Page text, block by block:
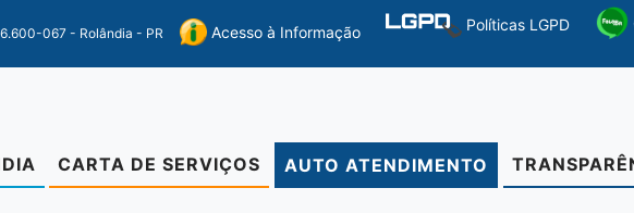
067 - Rolândia - PR Acesso à Informação Políticas LGPD
CARTA DE SERVIÇOS AUTO ATENDIMENTO